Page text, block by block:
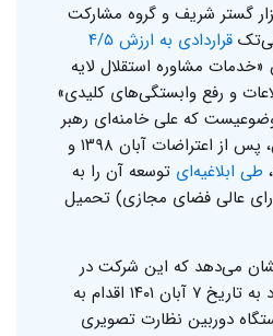
امن افزار گستر شریف و گروه مشارکت
قراردادی به ارزش ۴/۵
«خدمات مشاوره استقلال لایه
و رفع وابستگی‌های کلیدی»
که علی خامنه‌ای رهبر
جمهوری اسلامی ایران، پس از اعتراضات آبان ۱۳۹۸ و
طی ابلاغیه‌ای توسعه آن را به
عالی فضای مجازی) تحمیل
می‌دهد که این شرکت در
خود به تاریخ ۷ آبان ۱۴۰۱ اقدام به
و خریداری ۴۰ دستگاه دوربین نظارت تصویری